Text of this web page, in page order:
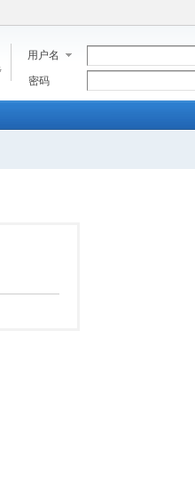
用户名
密码